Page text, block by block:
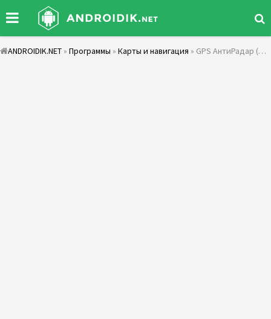
ANDROIDIK.NET » Программы » Карты и навигация » GPS АнтиРадар (детектор) FREE